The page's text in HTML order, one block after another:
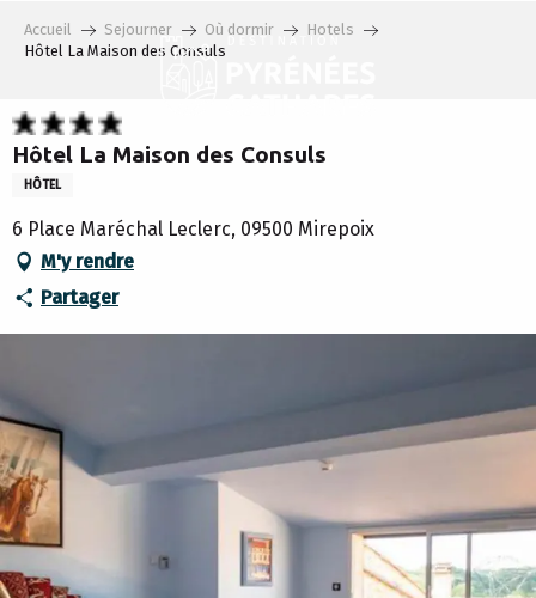
Accueil Sejourner Où dormir
Hotels
Hôtel La Maison des Consuls
Hôtel La Maison des Consuls
HÔTEL
6 Place Maréchal Leclerc, 09500 Mirepoix
M'y rendre
Partager